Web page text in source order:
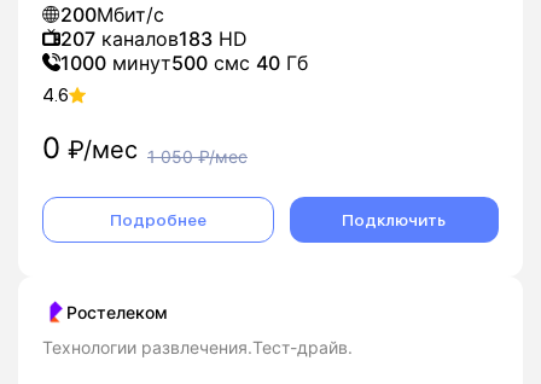
200Мбит/с
207 каналов183 HD
1000 минут500 смс 40 Гб
4.6
0 ₽/мес 1 050₽/мес
Подробнее Подключить
Ростелеком
Технологии развлечения.Тест-драйв.